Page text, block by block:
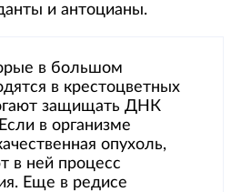
и антоцианы.
в большом
в крестоцветных
защищать ДНК
в организме
опухоль,
в ней процесс
Еще в редисе